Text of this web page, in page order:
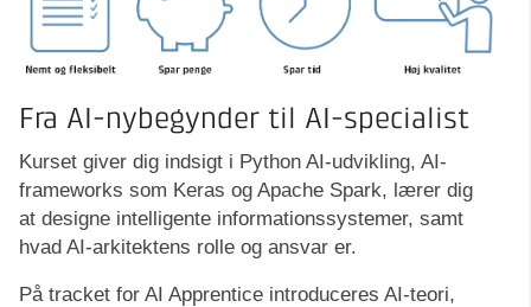
Fra AI-nybegynder til AI-specialist
Kurset giver dig indsigt i Python AI-udvikling, AI-
frameworks som Keras og Apache Spark, lærer dig
at designe intelligente informationssystemer, samt
hvad AI-arkitektens rolle og ansvar er.
På tracket for AI Apprentice introduceres AI-teori,